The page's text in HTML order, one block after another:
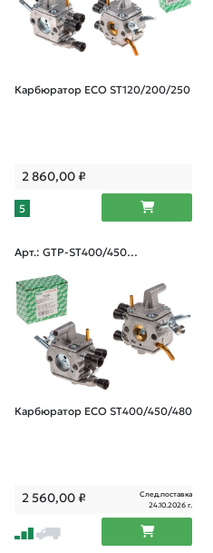
Карбюратор ECO ST120/200/250
2 860,00₽
5
Арт.: GTP-ST400/450-0
Карбюратор ECO ST400/450/480
2 560,00₽
След.поставка
24.10.2026 г.